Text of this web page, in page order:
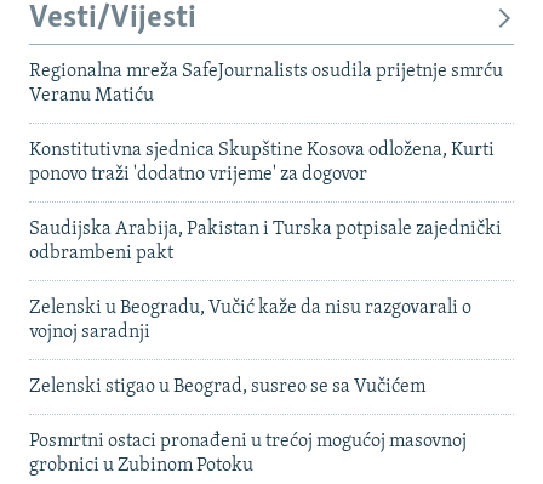
Vesti/Vijesti
Regionalna mreža SafeJournalists osudila prijetnje smrću
Veranu Matiću
Konstitutivna sjednica Skupštine Kosova odložena, Kurti
ponovo traži 'dodatno vrijeme' za dogovor
Saudijska Arabija, Pakistan i Turska potpisale zajednički
odbrambeni pakt
Zelenski u Beogradu, Vučić kaže da nisu razgovarali o
vojnoj saradnji
Zelenski stigao u Beograd, susreo se sa Vučićem
Posmrtni ostaci pronađeni u trećoj mogućoj masovnoj
grobnici u Zubinom Potoku